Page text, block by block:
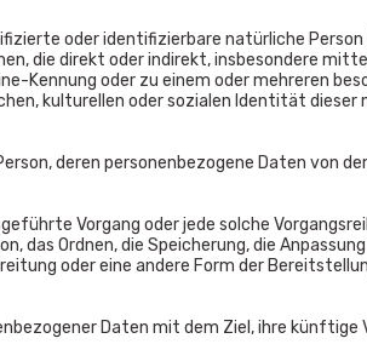
oder identifizierbare natürliche
die direkt oder indirekt, insbesondere
Kennung oder zu einem oder mehreren
kulturellen oder sozialen Identität dieser
deren personenbezogene Daten von
Vorgang oder jede solche
das Ordnen, die Speicherung, die
oder eine andere Form der
Daten mit dem Ziel, ihre künftige